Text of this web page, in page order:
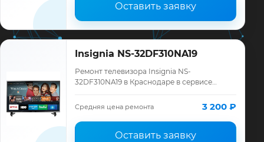
Оставить заявку
Insignia NS-32DF310NA19
Ремонт телевизора Insignia NS-
32DF310NA19 в Краснодаре в сервисе
Insignia, смета до ремонта, запчасти и
гарантия до 12 ме…
Средняя цена ремонта 3 200 ₽
Оставить заявку